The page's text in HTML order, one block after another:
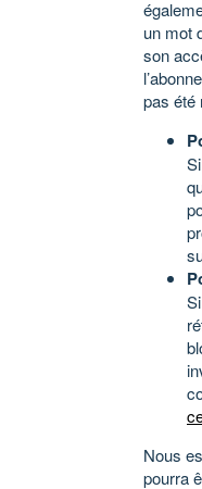
un mot
son
pas été
Nous
pourra